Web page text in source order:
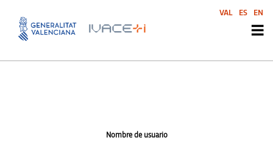
Nombre de usuario
VAL ES EN